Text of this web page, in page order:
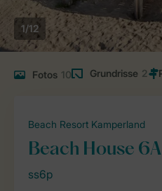
1/12
Fotos 10 Grundrisse 2
Beach Resort Kamperland
Beach House 6A
ss6p